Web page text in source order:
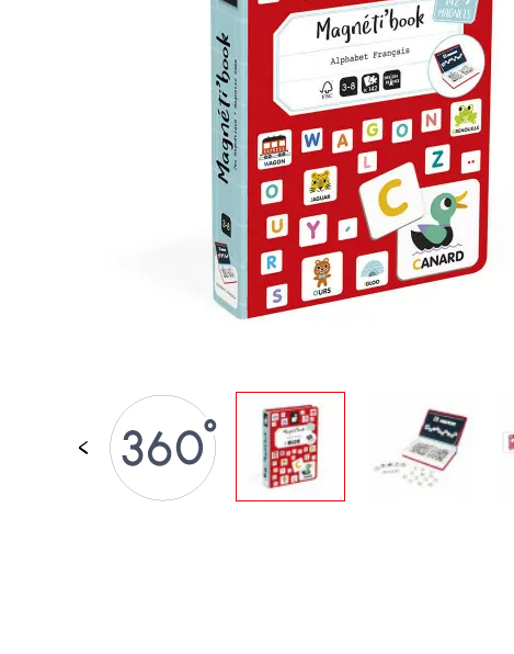
BABY &
KLEINKINDSPIELZEUG
ROLLENSPIEL
SPIELWELTEN
OUTDOOR
TAFEL, MÖBEL &
DEKORATIONEN
LOSE STÜCKE